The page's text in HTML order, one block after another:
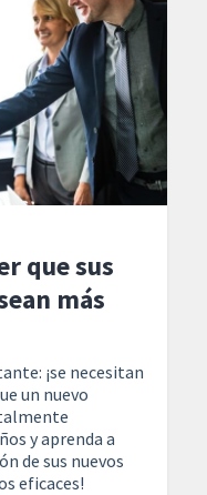
que sus
más
¡se necesitan
un nuevo
y aprenda a
de sus nuevos
eficaces!